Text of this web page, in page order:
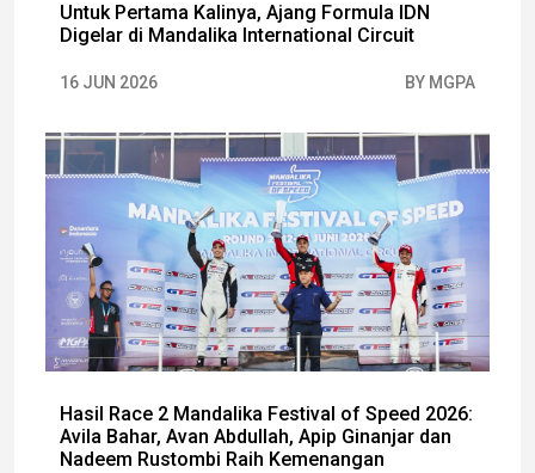
Untuk Pertama Kalinya, Ajang Formula IDN
Digelar di Mandalika International Circuit
16 JUN 2026 BY MGPA
Hasil Race 2 Mandalika Festival of Speed 2026:
Avila Bahar, Avan Abdullah, Apip Ginanjar dan
Nadeem Rustombi Raih Kemenangan